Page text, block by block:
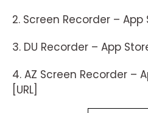
2. Screen Recorder – App
3. DU Recorder – App
4. AZ Screen Recorder –
[URL]